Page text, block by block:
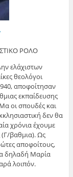
ΡΟΛΟ
ελάχιστων
θεολόγοι
αποφοίτησαν
εκπαίδευσης
οι σπουδές και
δεν θα
χρόνια έχουμε
(Γ/βαθμια). Ως
αποφοίτους,
δηλαδή Μαρία
λοιπόν.